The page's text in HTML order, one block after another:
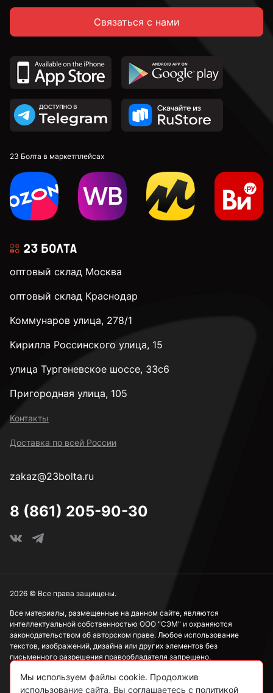
Связаться с нами
23 Болта в маркетплейсах
оптовый склад Москва
оптовый склад Краснодар
Коммунаров улица, 278/1
Кирилла Россинского улица, 15
улица Тургеневское шоссе, 33с6
Пригородная улица, 105
Контакты
Доставка по всей России
zakaz@23bolta.ru
8 (861) 205-90-30
Все материалы, размещенные на данном сайте, являются
интеллектуальной собственностью ООО "СЭМ" и охраняются
законодательством об авторском праве. Любое использование
текстов, изображений, дизайна или других элементов без
письменного разрешения правообладателя запрещено.
Информация, представленная на сайте, носит исключительно
ознакомительный характер и не может рассматриваться как
2026 © Все права защищены.
Мы используем файлы cookie. Продолжив
использование сайта, Вы соглашаетесь с политикой